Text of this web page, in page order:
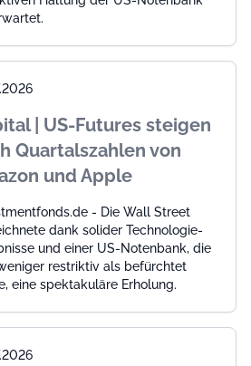
| US-Futures steigen
Quartalszahlen von
und Apple
- Die Wall Street
dank solider Technologie-
und einer US-Notenbank, die
restriktiv als befürchtet
eine spektakuläre Erholung.